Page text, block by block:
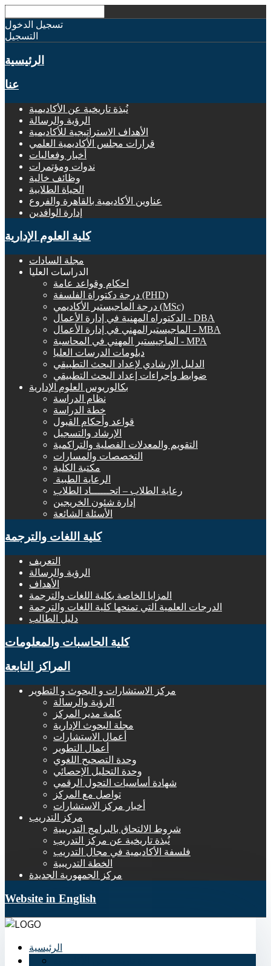
تسجيل الدخول
التسجيل
الرئيسية
عنا
نُبذة تاريخية عن الأكاديمية
الرؤية والرسالة
الأهداف الاستراتيجية للأكاديمية
قرارات مجلس الأكاديمية العلمي
أخبار وفعاليات
ندوات ومؤتمرات
وظائف خالية
الحياة الطلابية
عناوين الأكاديمية بالقاهرة والفروع
إدارة الوافدين
كلية العلوم الإدارية
مجلة السادات
الدراسات العليا
احكام وقواعد عامة
درجة دكتوراة الفلسفة (PHD)
درجة الماجيستير الأكاديمي (MSc)
الدكتوراه المهنية في إدارة الأعمال - DBA
الماجيستيرالمهني في إدارة الأعمال - MBA
الماجيستير المهني في المحاسبة - MPA
دبلومات الدرسات العليا
الدليل الإرشادي لإعداد البحث التطبيقي
ضوابط وإجراءات إعداد البحث التطبيقي
بكالوريوس العلوم الإدارية
نظام الدراسة
خطة الدراسة
قواعد وأحكام القبول
الإرشاد والتسجيل
التقويم والمعدلات الفصلية والتراكمية
التخصصات والمسارات
مكتبة الكلية
الرعاية الطبية ‏
رعاية الطلاب – اتحــــــاد الطلاب
إدارة شئون الخريجين
الأسئلة الشائعة
كلية اللغات والترجمة
التعريف
الرؤية والرسالة
الأهداف
المزايا الخاصة بكلية اللغات والترجمة
الدرجات العلمية التي تمنحها كلية اللغات والترجمة
دليل الطالب
كلية الحاسبات والمعلومات
المراكز التابعة
مركز الاستشارات و البحوث و التطوير
الرؤية والرسالة
كلمة مدير المركز
مجلة البحوث الإدارية
أعمال الاستشارات
أعمال التطوير
وحدة التصحيح اللغوي
وحدة التحليل الإحصائي
شهادة أساسيات التحول الرقمي
تواصل مع المركز
أخبار مركز الاستشارات
مركز التدريب
شروط الالتحاق بالبرامج التدريبية
نُبذة تاريخية عن مركز التدريب
فلسفة الأكاديمية في مجال التدريب
الخطة التدريبية
مركز الجمهورية الجديدة
Website in English
الرئيسية